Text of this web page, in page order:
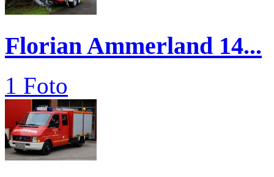
Florian Ammerland 14...
1 Foto